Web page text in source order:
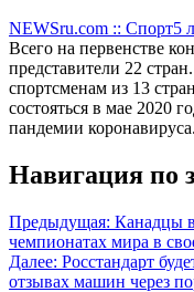
NEWSru.com :: Спорт5
Всего на первенстве
представители 22
спортсменам из 13
состояться в мае 2020
пандемии коронавируса.
Навигация по
Предыдущая: Канадцы
чемпионатах мира в
Далее: Росстандарт
отзывах машин через